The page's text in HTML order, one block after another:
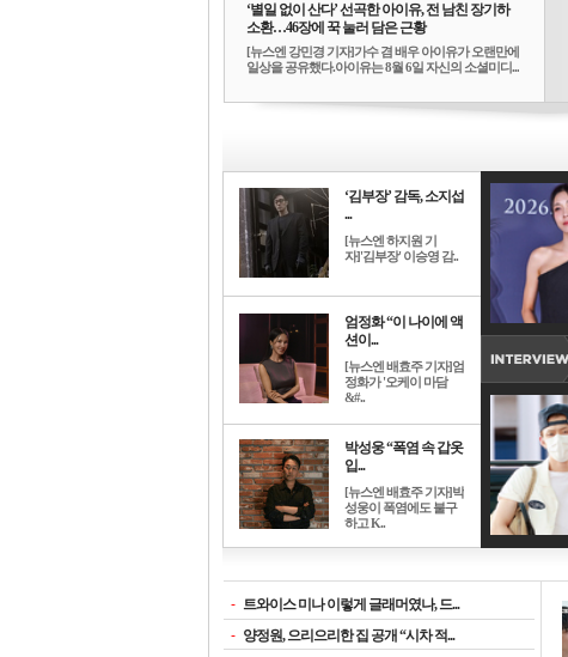
‘별일 없이 산다’ 선곡한 아이유, 전 남친 장기하
소환…46장에 꾹 눌러 담은 근황
[뉴스엔 강민경 기자]가수 겸 배우 아이유가 오랜만에
일상을 공유했다.아이유는 8월 6일 자신의 소셜미디...
‘김부장’ 감독, 소지섭
...
[뉴스엔 하지원 기
자]'김부장' 이승영 감..
엄정화 “이 나이에 액
션이...
[뉴스엔 배효주 기자]엄
정화가 '오케이 마담
&#..
박성웅 “폭염 속 갑옷
입...
[뉴스엔 배효주 기자]박
성웅이 폭염에도 불구
하고 K..
- 트와이스 미나 이렇게 글래머였나, 드...
- 양정원, 으리으리한 집 공개 “시차 적...